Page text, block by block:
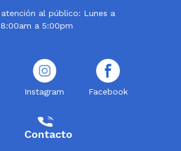
al público: Lunes a
a 5:00pm
Instagram Facebook
Contacto